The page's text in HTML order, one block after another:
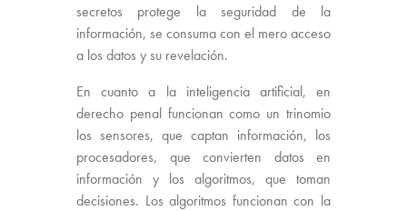
secretos protege la seguridad de la
información, se consuma con el mero acceso
a los datos y su revelación.
En cuanto a la inteligencia artificial, en
derecho penal funcionan como un trinomio
los sensores, que captan información, los
procesadores, que convierten datos en
información y los algoritmos, que toman
decisiones. Los algoritmos funcionan con la